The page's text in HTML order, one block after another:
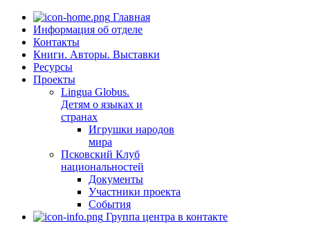
Главная
Информация об отделе
Контакты
Книги. Авторы. Выставки
Ресурсы
Проекты
Lingua Globus.
Детям о языках и
странах
Игрушки народов
мира
Псковский Клуб
национальностей
Документы
Участники проекта
События
Группа центра в контакте